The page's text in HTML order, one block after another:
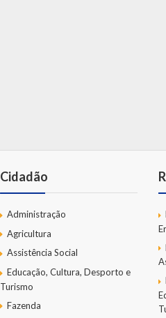
Cidadão
Administração
Agricultura
Assistência Social
Educação, Cultura, Desporto e
Turismo
Fazenda